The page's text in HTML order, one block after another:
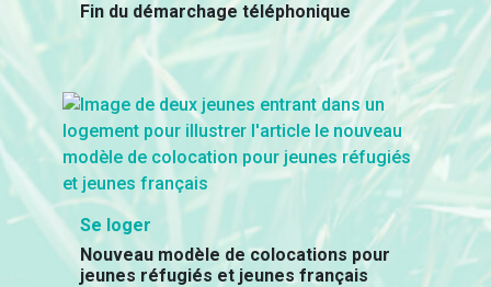
Fin du démarchage téléphonique
Se loger
Nouveau modèle de colocations pour
jeunes réfugiés et jeunes français